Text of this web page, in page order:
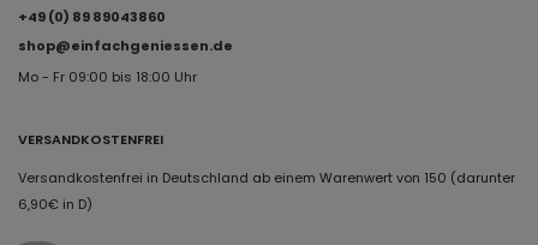
+49 (0) 89 89043860
shop@einfachgeniessen.de
Mo - Fr 09:00 bis 18:00 Uhr
VERSANDKOSTENFREI
Versandkostenfrei in Deutschland ab einem Warenwert von 150 (darunter
6,90€ in D)